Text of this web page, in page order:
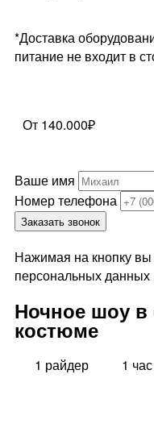
*Доставка
питание не входит в
От 140.000₽
Ваше имя
Номер телефона
Заказать звонок
Нажимая на кнопку вы
персональных данных
Ночное шоу в
костюме
1 райдер 1 час